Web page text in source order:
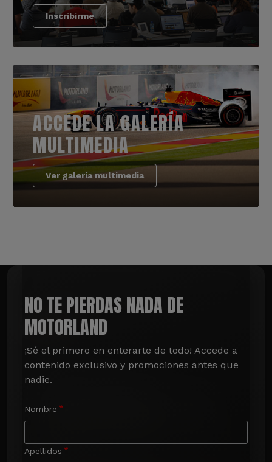
Inscribirme
ACCEDE LA GALERÍA
MULTIMEDIA
Ver galería multimedia
NO TE PIERDAS NADA DE
MOTORLAND
¡Sé el primero en enterarte de todo! Accede a
contenido exclusivo y promociones antes que
nadie.
Nombre
Apellidos